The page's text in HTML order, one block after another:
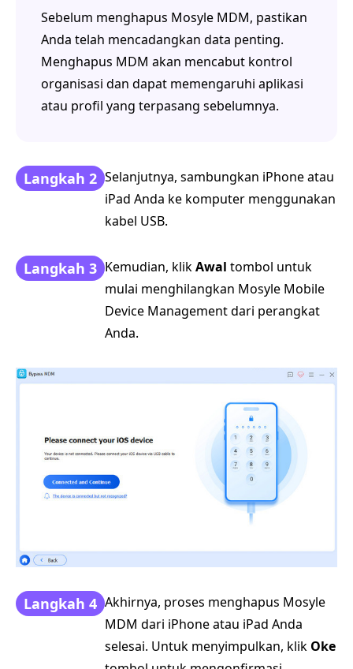
Sebelum menghapus Mosyle MDM, pastikan
Anda telah mencadangkan data penting.
Menghapus MDM akan mencabut kontrol
organisasi dan dapat memengaruhi aplikasi
atau profil yang terpasang sebelumnya.
Langkah 2 Selanjutnya, sambungkan iPhone atau
iPad Anda ke komputer menggunakan
kabel USB.
Langkah 3 Kemudian, klikAwal tombol untuk
mulai menghilangkan Mosyle Mobile
Device Management dari perangkat
Anda.
Langkah 4 Akhirnya, proses menghapus Mosyle
MDM dari iPhone atau iPad Anda
selesai. Untuk menyimpulkan, klik Oke